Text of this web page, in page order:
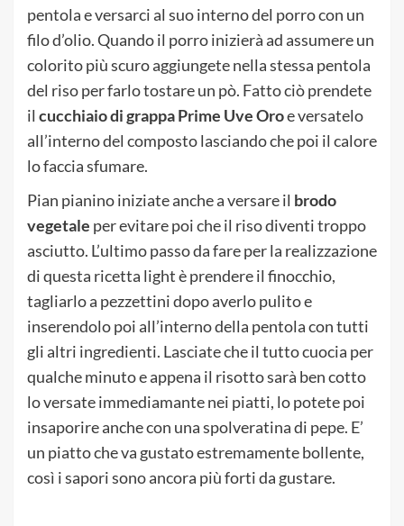
pentola e versarci al suo interno del porro con un
filo d’olio. Quando il porro inizierà ad assumere un
colorito più scuro aggiungete nella stessa pentola
del riso per farlo tostare un pò. Fatto ciò prendete
il cucchiaio di grappa Prime Uve Oroe versatelo
all’interno del composto lasciando che poi il calore
lo faccia sfumare.
Pian pianino iniziate anche a versare il brodo
vegetale per evitare poi che il riso diventi troppo
asciutto. L’ultimo passo da fare per la realizzazione
di questa ricetta light è prendere il finocchio,
tagliarlo a pezzettini dopo averlo pulito e
inserendolo poi all’interno della pentola con tutti
gli altri ingredienti. Lasciate che il tutto cuocia per
qualche minuto e appena il risotto sarà ben cotto
lo versate immediamante nei piatti, lo potete poi
insaporire anche con una spolveratina di pepe. E’
un piatto che va gustato estremamente bollente,
così i sapori sono ancora più forti da gustare.